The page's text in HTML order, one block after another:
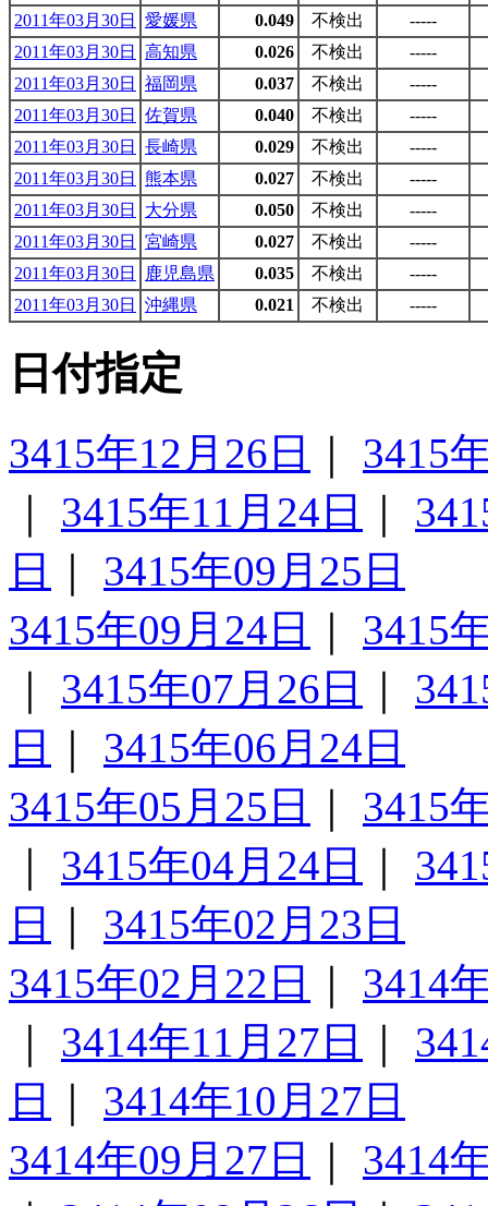
2011年03月30日
愛媛県 0.049 不検出
-----
2011年03月30日
高知県 0.026 不検出
-----
2011年03月30日
福岡県 0.037 不検出
-----
2011年03月30日
佐賀県 0.040 不検出
-----
2011年03月30日
長崎県 0.029 不検出
-----
2011年03月30日
熊本県 0.027 不検出
-----
2011年03月30日
大分県 0.050 不検出
-----
2011年03月30日
宮崎県 0.027 不検出
-----
2011年03月30日
鹿児島県 0.035 不検出
-----
2011年03月30日
沖縄県 0.021 不検出 -----
日付指定
3415年12月26日
3415
3415年11月24日
日
3415年09月25日
3415年09月24日
3415
3415年07月26日
日
3415年06月24日
3415年05月25日
3415
3415年04月24日
日
3415年02月23日
3415年02月22日
3414
3414年11月27日
日
3414年10月27日
3414年09月27日
3414